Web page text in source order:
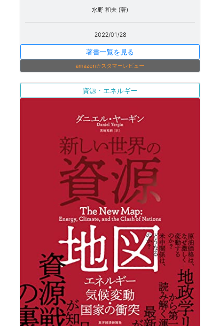
水野 和夫 (著)
2022/01/28
著書一覧を見る
amazonカスタマーレビュー
資源・エネルギー